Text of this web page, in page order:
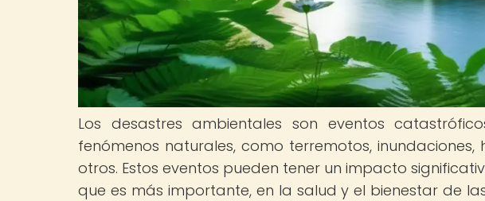
Los desastres ambientales son eventos
fenómenos naturales, como terremotos, inundaciones,
otros. Estos eventos pueden tener un impacto
que es más importante, en la salud y el bienestar de